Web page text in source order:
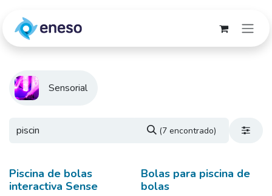
Sensorial
(7 encontrado)
Piscina de bolas
interactiva Sense
Bolas para piscina de
bolas